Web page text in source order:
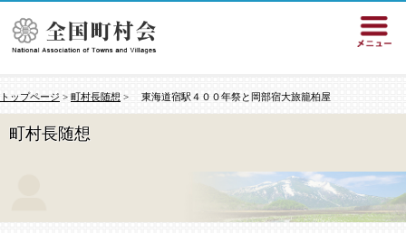
トップページ > 町村長随想 > 東海道宿駅４００年祭と岡部宿大旅籠柏屋
町村長随想